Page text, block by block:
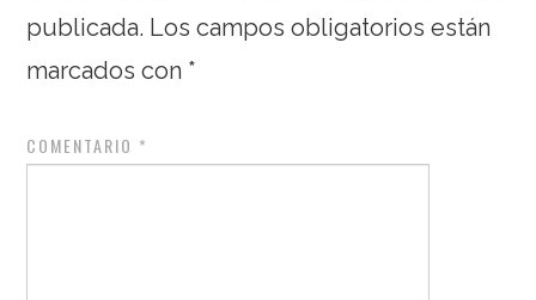
publicada. Los campos obligatorios están
marcados con *
COMENTARIO *